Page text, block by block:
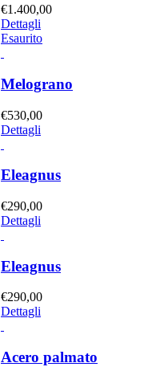
€1.400,00
Dettagli
Esaurito
Melograno
€530,00
Dettagli
Eleagnus
€290,00
Dettagli
Eleagnus
€290,00
Dettagli
Acero palmato